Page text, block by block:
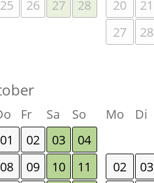
25 26 27
28
20
21
27
28
Fr Sa
So
01
02 03
04
08 09 10
11
Mo Di
02
03